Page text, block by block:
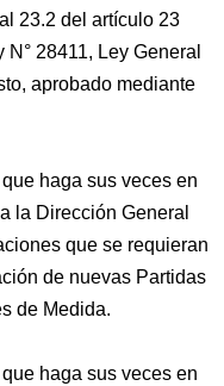
23.2 del artículo 23
28411, Ley General
aprobado mediante
haga sus veces en
la Dirección General
que se requieran
de nuevas Partidas
de Medida.
haga sus veces en